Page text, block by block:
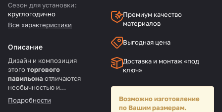
Сезон для установки:
круглогодично
Все характеристики
Описание
Дизайн и композиция
этоготоргового
павильона отличаются
необычностью и
оригинальностью.
Подробности
Премиум качество
материалов
Выгодная цена
Доставка и монтаж «под
ключ»
Возможно изготовление
по Вашим размерам.